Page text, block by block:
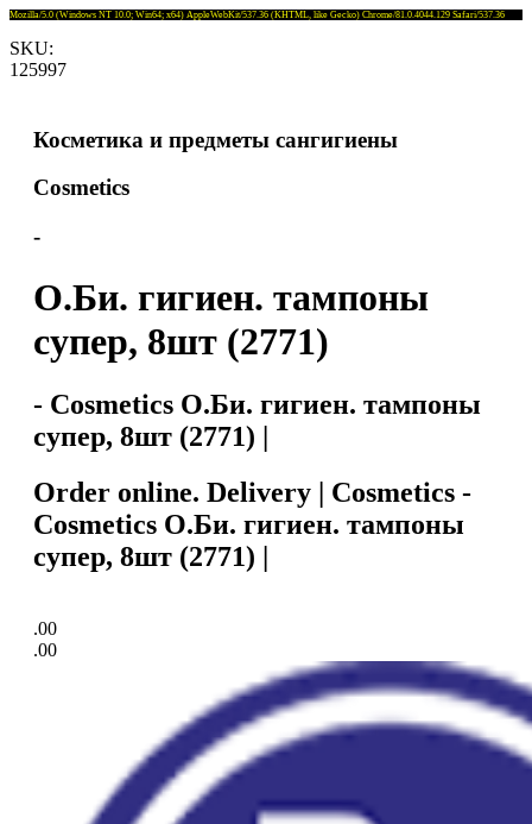
Mozilla/5.0 (Windows NT 10.0; Win64; x64) AppleWebKit/537.36 (KHTML, like Gecko) Chrome/81.0.4044.129 Safari/537.36
SKU:
125997
Косметика и предметы сангигиены
Cosmetics
-
О.Би. гигиен. тампоны
супер, 8шт (2771)
- Cosmetics О.Би. гигиен. тампоны
супер, 8шт (2771) |
Order online. Delivery | Cosmetics -
Cosmetics О.Би. гигиен. тампоны
супер, 8шт (2771) |
.00
.00